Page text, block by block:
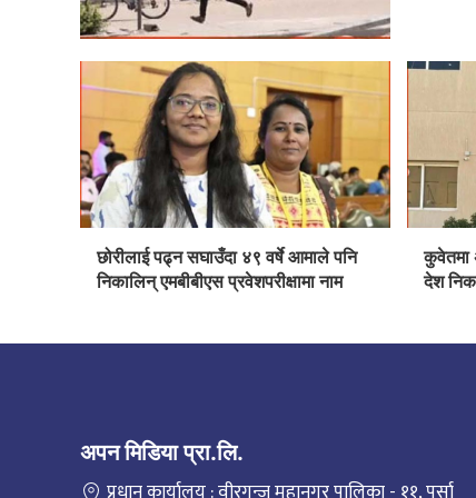
छोरीलाई पढ्न सघाउँदा ४९ वर्षे आमाले पनि
निकालिन् एमबीबीएस प्रवेशपरीक्षामा नाम
कुवेतमा
देश
अपन मिडिया प्रा.लि.